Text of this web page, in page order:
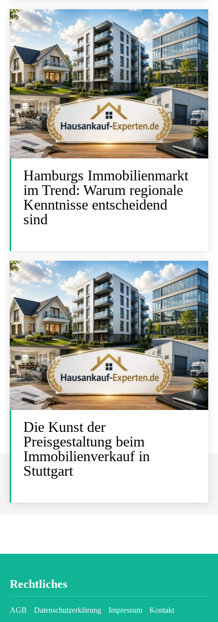
Hamburgs Immobilienmarkt
im Trend: Warum regionale
Kenntnisse entscheidend
sind
Die Kunst der
Preisgestaltung beim
Immobilienverkauf in
Stuttgart
Rechtliches
AGB Datenschutzerklärung Impressum
Kontakt